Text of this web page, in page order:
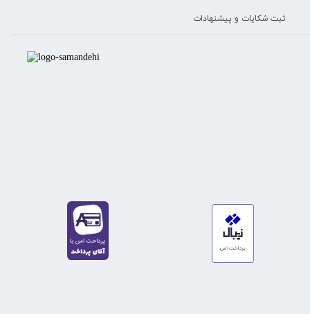
ثبت شکایات و پیشنهادات